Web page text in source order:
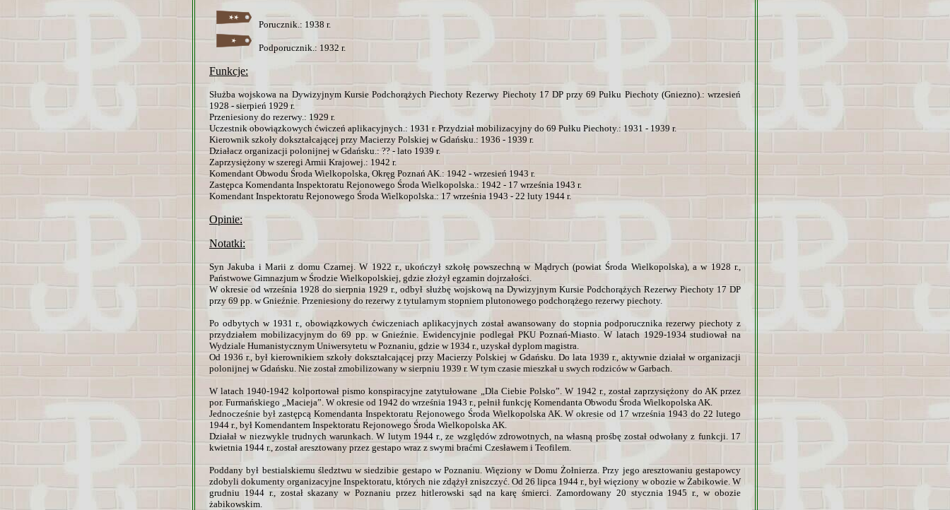
Porucznik.: 1938 r.
Podporucznik.: 1932 r.
Funkcje:
Służba wojskowa na Dywizyjnym Kursie Podchorążych Piechoty Rezerwy Piechoty 17 DP przy 69 Pułku Piechoty (Gniezno).: wrzesień
1928 - sierpień 1929 r.
Przeniesiony do rezerwy.: 1929 r.
Uczestnik obowiązkowych ćwiczeń aplikacyjnych.: 1931 r. Przydział mobilizacyjny do 69 Pułku Piechoty.: 1931 - 1939 r.
Kierownik szkoły dokształcającej przy Macierzy Polskiej w Gdańsku.: 1936 - 1939 r.
Działacz organizacji polonijnej w Gdańsku.: ?? - lato 1939 r.
Zaprzysiężony w szeregi Armii Krajowej.: 1942 r.
Komendant Obwodu Środa Wielkopolska, Okręg Poznań AK.: 1942 - wrzesień 1943 r.
Zastępca Komendanta Inspektoratu Rejonowego Środa Wielkopolska.: 1942 - 17 września 1943 r.
Komendant Inspektoratu Rejonowego Środa Wielkopolska.: 17 września 1943 - 22 luty 1944 r.
Opinie:
Notatki:
Syn Jakuba i Marii z domu Czarnej. W 1922 r., ukończył szkołę powszechną w Mądrych (powiat Środa Wielkopolska), a w 1928 r.,
Państwowe Gimnazjum w Środzie Wielkopolskiej, gdzie złożył egzamin dojrzałości.
W okresie od września 1928 do sierpnia 1929 r., odbył służbę wojskową na Dywizyjnym Kursie Podchorążych Rezerwy Piechoty 17 DP
przy 69 pp. w Gnieźnie. Przeniesiony do rezerwy z tytularnym stopniem plutonowego podchorążego rezerwy piechoty.
Po odbytych w 1931 r., obowiązkowych ćwiczeniach aplikacyjnych został awansowany do stopnia podporucznika rezerwy piechoty z
przydziałem mobilizacyjnym do 69 pp. w Gnieźnie. Ewidencyjnie podlegał PKU Poznań-Miasto. W latach 1929-1934 studiował na
Wydziale Humanistycznym Uniwersytetu w Poznaniu, gdzie w 1934 r., uzyskał dyplom magistra.
Od 1936 r., był kierownikiem szkoły dokształcającej przy Macierzy Polskiej w Gdańsku. Do lata 1939 r., aktywnie działał w organizacji
polonijnej w Gdańsku. Nie został zmobilizowany w sierpniu 1939 r. W tym czasie mieszkał u swych rodziców w Garbach.
W latach 1940-1942 kolportował pismo konspiracyjne zatytułowane „Dla Ciebie Polsko”. W 1942 r., został zaprzysiężony do AK przez
por. Furmańskiego „Macieja”. W okresie od 1942 do września 1943 r., pełnił funkcję Komendanta Obwodu Środa Wielkopolska AK.
Jednocześnie był zastępcą Komendanta Inspektoratu Rejonowego Środa Wielkopolska AK. W okresie od 17 września 1943 do 22 lutego
1944 r., był Komendantem Inspektoratu Rejonowego Środa Wielkopolska AK.
Działał w niezwykle trudnych warunkach. W lutym 1944 r., ze względów zdrowotnych, na własną prośbę został odwołany z funkcji. 17
kwietnia 1944 r., został aresztowany przez gestapo wraz z swymi braćmi Czesławem i Teofilem.
Poddany był bestialskiemu śledztwu w siedzibie gestapo w Poznaniu. Więziony w Domu Żołnierza. Przy jego aresztowaniu gestapowcy
zdobyli dokumenty organizacyjne Inspektoratu, których nie zdążył zniszczyć. Od 26 lipca 1944 r., był więziony w obozie w Żabikowie. W
grudniu 1944 r., został skazany w Poznaniu przez hitlerowski sąd na karę śmierci. Zamordowany 20 stycznia 1945 r., w obozie
żabikowskim.